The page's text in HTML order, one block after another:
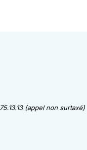
(appel non surtaxé)